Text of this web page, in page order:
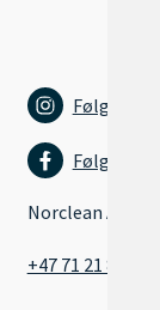
Følg oss
Følg oss
Norclean AS
+47 71 21 80 15